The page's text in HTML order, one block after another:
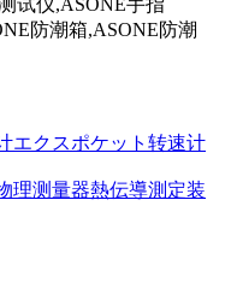
防潮箱,ASONE防潮
エクスポケット转速计
理测量器熱伝導測定装